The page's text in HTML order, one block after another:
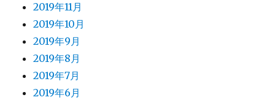
2019年11月
2019年10月
2019年9月
2019年8月
2019年7月
2019年6月